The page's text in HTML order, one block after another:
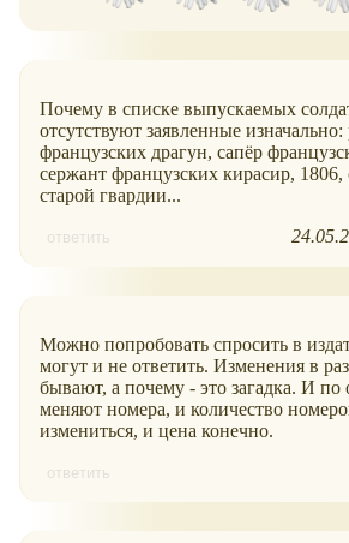
Почему в списке выпускаемых
отсутствуют заявленные изначально:
французских драгун, сапёр
сержант французских кирасир, 1806,
старой гвардии...
ответить
Можно попробовать спросить в
могут и не ответить. Изменения в
бывают, а почему - это загадка. И по
меняют номера, и количество
измениться, и цена конечно.
ответить